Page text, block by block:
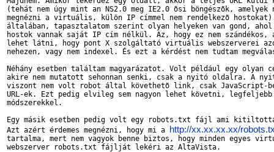
(tehát nem úgy mint an NS2.0 meg IE2.0 õsi böngészõk, amelyek
megnézni a virtuális, külön IP címmel nem rendelkezõ
általában, tapasztalatom szerint olyan helyeken van gond,
hostok vannak saját IP cím nélkül. Az, hogy ez nem
lehet látni, hogy pont X szolgáltató virtuális webszerverei
nehezen, vagy nem indexel. És ezt a kérdést nem tudtam
Néhány esetben találtam magyarázatot. Volt például egy olyan
akire nem mutatott sehonnan senki, csak a nyitó oldalra. A
viszont nem volt robot által követhetõ link, csak
URL-ek. Ezt pedig elvileg sem nagyon lehet követni,
módszerekkel.
Egy másik esetben pedig volt egy robots.txt fájl ami
Azt azért érdemes megnézni, hogy mi a http://xx.xx.xx.xx/
tartalma, mert nem vagyok benne biztos, hogy minden egyes
webszerver robots.txt fájlját lekéri az AltaVista.